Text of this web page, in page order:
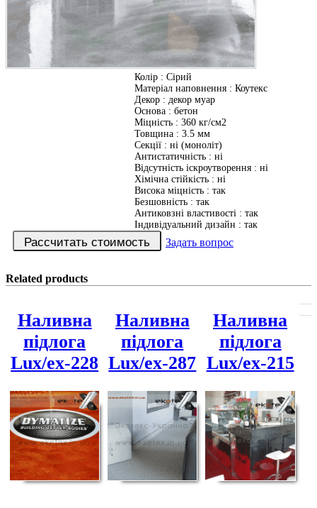
Колір : Сірий
Матеріал наповнення : Коутекс
Декор : декор муар
Основа : бетон
Міцність : 360 кг/см2
Товщина : 3.5 мм
Секції : ні (моноліт)
Антистатичність : ні
Відсутність іскроутворення : ні
Хімічна стійкість : ні
Висока міцність : так
Безшовність : так
Антиковзні властивості : так
Індивідуальний дизайн : так
Задать вопрос
Related products
Наливна
підлога
Lux/ex-228
Наливна
підлога
Lux/ex-287
Наливна
підлога
Lux/ex-215